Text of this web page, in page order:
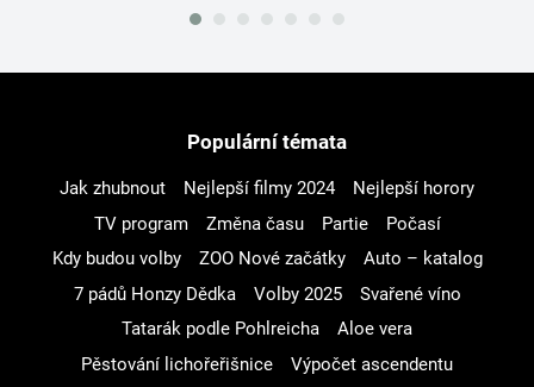
Populární témata
Jak zhubnout Nejlepší filmy 2024
Nejlepší horory
TV program
Změna času Partie
Počasí
Kdy budou volby
ZOO Nové začátky
Auto – katalog
7 pádů Honzy Dědka
Volby 2025
Svařené víno
Tatarák podle Pohlreicha
Aloe vera
Pěstování lichořeřišnice
Výpočet ascendentu